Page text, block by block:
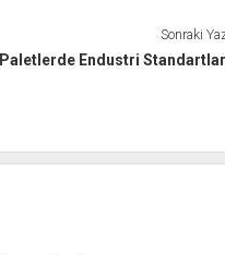
Sonraki
Endustri